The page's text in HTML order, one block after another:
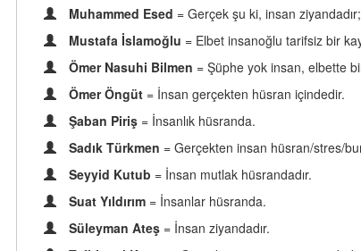
Muhammed Esed = Gerçek şu ki, insan ziyandadır;
Mustafa İslamoğlu = Elbet insanoğlu tarifsiz bir
Ömer Nasuhi Bilmen = Şüphe yok insan, elbette
Ömer Öngüt = İnsan gerçekten hüsran içindedir.
Şaban Piriş = İnsanlık hüsranda.
Sadık Türkmen = Gerçekten insan hüsran/stres/
Seyyid Kutub = İnsan mutlak hüsrandadır.
Suat Yıldırım = İnsanlar hüsranda.
Süleyman Ateş = İnsan ziyandadır.